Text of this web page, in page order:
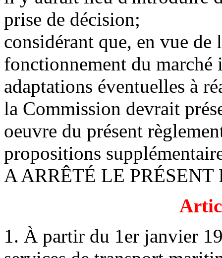
prise de décision;
considérant que, en vue de
fonctionnement du marché
adaptations éventuelles à
la Commission devrait
oeuvre du présent
propositions
A ARRÊTÉ LE
1. À partir du 1er janvier